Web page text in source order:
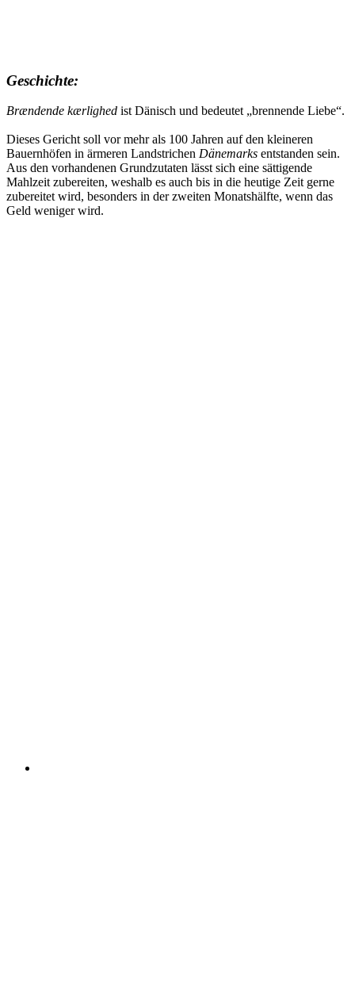
Geschichte:
Brændende kærlighed ist Dänisch und bedeutet „brennende Liebe“.
Dieses Gericht soll vor mehr als 100 Jahren auf den kleineren
Bauernhöfen in ärmeren Landstrichen Dänemarks entstanden sein.
Aus den vorhandenen Grundzutaten lässt sich eine sättigende
Mahlzeit zubereiten, weshalb es auch bis in die heutige Zeit gerne
zubereitet wird, besonders in der zweiten Monatshälfte, wenn das
Geld weniger wird.